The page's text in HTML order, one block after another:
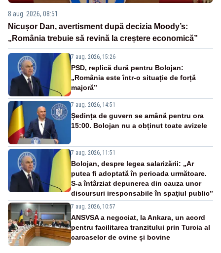
8 aug. 2026, 08:51
Nicușor Dan, avertisment după decizia Moody’s:
„România trebuie să revină la creștere economică”
7 aug. 2026, 15:26
PSD, replică dură pentru Bolojan:
„România este într-o situație de forță
majoră”
7 aug. 2026, 14:51
Ședința de guvern se amână pentru ora
15:00. Bolojan nu a obținut toate avizele
7 aug. 2026, 11:51
Bolojan, despre legea salarizării: „Ar
putea fi adoptată în perioada următoare.
S-a întârziat depunerea din cauza unor
discursuri iresponsabile în spaţiul public”
7 aug. 2026, 10:57
ANSVSA a negociat, la Ankara, un acord
pentru facilitarea tranzitului prin Turcia al
carcaselor de ovine și bovine